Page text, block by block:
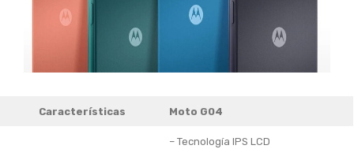
Características Moto G04
– Tecnología IPS LCD